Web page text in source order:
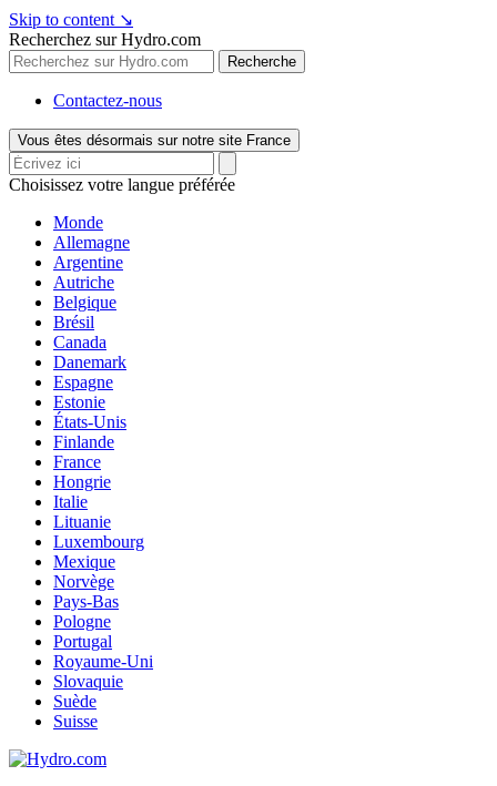
Skip to content ↘
Recherchez sur Hydro.com
Recherche
Contactez-nous
Vous êtes désormais sur notre site France
Choisissez votre langue préférée
Monde
Allemagne
Argentine
Autriche
Belgique
Brésil
Canada
Danemark
Espagne
Estonie
États-Unis
Finlande
France
Hongrie
Italie
Lituanie
Luxembourg
Mexique
Norvège
Pays-Bas
Pologne
Portugal
Royaume-Uni
Slovaquie
Suède
Suisse